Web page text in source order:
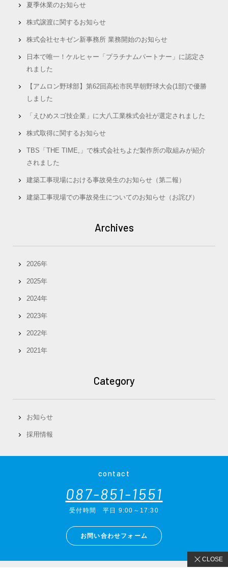
夏季休業のお知らせ
株式譲渡に関するお知らせ
株式会社セキゼン新事務所 業務開始のお知らせ
日本で唯一！ケルヒャー「プラチナムパートナー」に認定さ
れました
【アムロン野球部】第62回高松市民早朝野球大会(1部)で優勝
しました
「えひめスゴ技企業」に大八工業株式会社が選定されました
株式取得に関するお知らせ
TBS「THE TIME,」で株式会社ちよだ製作所の取組みが紹介
されました
建築工事現場における事故発生のお知らせ（第二報）
建築工事現場での事故発生についてのお知らせ（お詫び）
Archives
2026年
2025年
2024年
2023年
2022年
2021年
Category
お知らせ
採用情報
CLOSE
contact
087-851-1551
受付時間平日 9:00～17:30
お問い合わせフォーム